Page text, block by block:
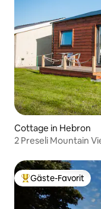
Cottage in Hebron
2 Preseli Mountain
Beliebter Gäste-
Gäste-Favorit